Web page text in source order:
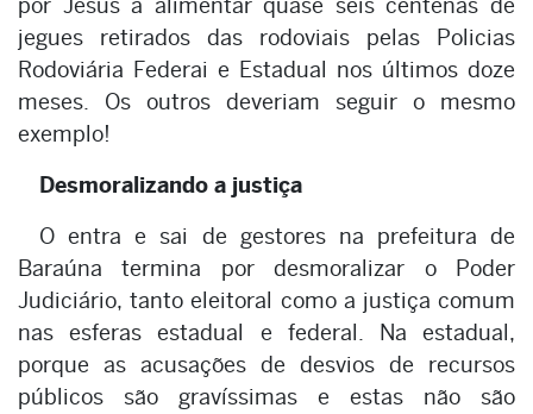
jegues retirados das rodoviais pelas Policias
Rodoviária Federai e Estadual nos últimos doze
meses. Os outros deveriam seguir o mesmo
exemplo!
Desmoralizando a justiça
O entra e sai de gestores na prefeitura de
Baraúna termina por desmoralizar o Poder
Judiciário, tanto eleitoral como a justiça comum
nas esferas estadual e federal. Na estadual,
porque as acusações de desvios de recursos
públicos são gravíssimas e estas não são